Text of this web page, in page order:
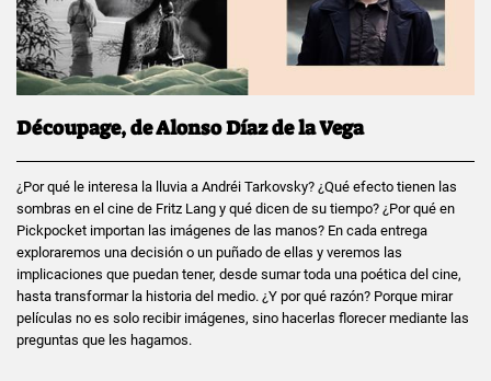
Découpage, de Alonso Díaz de la Vega
¿Por qué le interesa la lluvia a Andréi Tarkovsky? ¿Qué efecto tienen las
sombras en el cine de Fritz Lang y qué dicen de su tiempo? ¿Por qué en
Pickpocket importan las imágenes de las manos? En cada entrega
exploraremos una decisión o un puñado de ellas y veremos las
implicaciones que puedan tener, desde sumar toda una poética del cine,
hasta transformar la historia del medio. ¿Y por qué razón? Porque mirar
películas no es solo recibir imágenes, sino hacerlas florecer mediante las
preguntas que les hagamos.